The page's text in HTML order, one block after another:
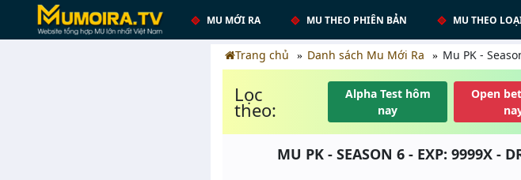
MU MỚI RA MU THEO PHIÊN BẢN MU THEO
Trang chủ Danh sách Mu Mới Ra Mu PK -
Lọc
theo:
Alpha Test hôm
nay
Open
MU PK - SEASON 6 - EXP: 9999X -